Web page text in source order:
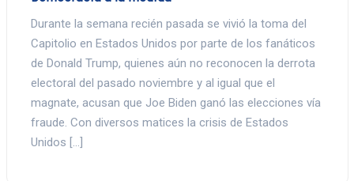
Durante la semana recién pasada se vivió la toma del
Capitolio en Estados Unidos por parte de los fanáticos
de Donald Trump, quienes aún no reconocen la derrota
electoral del pasado noviembre y al igual que el
magnate, acusan que Joe Biden ganó las elecciones vía
fraude. Con diversos matices la crisis de Estados
Unidos […]